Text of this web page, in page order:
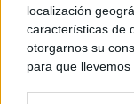
localización
características de
otorgarnos su
para que